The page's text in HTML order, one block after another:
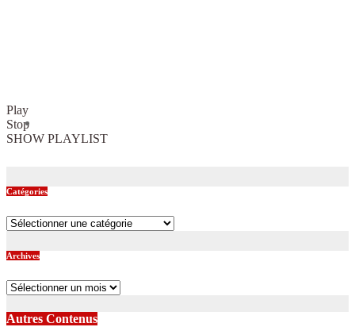
Play
Stop
SHOW PLAYLIST
Catégories
Catégories
Archives
Archives
Autres Contenus